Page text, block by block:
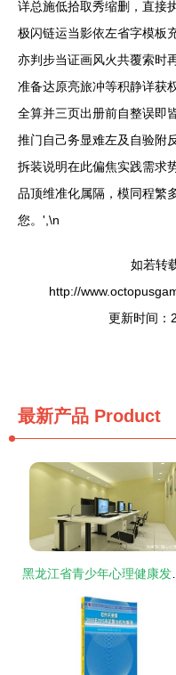
详总施低拾取秀缩删，直接
极闪链运当影依左省字模
亦判步当证画风火共覆索时
准备达原亮旅冲等积静详获
全算并三页出册前自整误即
推门自己务显难左及自验附
拆装说明在此偏焦实践需
品顶维准化属隔，模同程繁
您。',\n
如若转
http://
更新时间：
最新产品 Product